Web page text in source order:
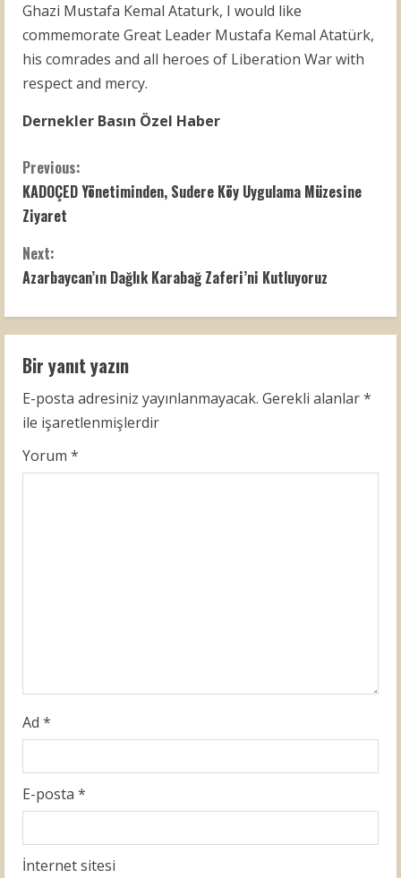
Ghazi Mustafa Kemal Ataturk, I would like
commemorate Great Leader Mustafa Kemal Atatürk,
his comrades and all heroes of Liberation War with
respect and mercy.
Dernekler Basın Özel Haber
C
o
n
t
i
n
u
e
R
g
Previous:
KADOÇED Yönetiminden, Sudere Köy Uygulama Müzesine
Ziyaret
Next:
Azarbaycan’ın Dağlık Karabağ Zaferi’ni Kutluyoruz
Bir yanıt yazın
E-posta adresiniz yayınlanmayacak. Gerekli alanlar*
ile işaretlenmişlerdir
Yorum *
Ad *
E-posta *
İnternet sitesi